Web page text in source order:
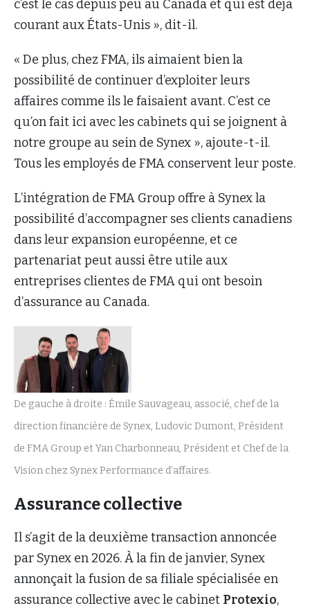
c’est le cas depuis peu au Canada et qui est déjà
courant aux États-Unis », dit-il.
« De plus, chez FMA, ils aimaient bien la
possibilité de continuer d’exploiter leurs
affaires comme ils le faisaient avant. C’est ce
qu’on fait ici avec les cabinets qui se joignent à
notre groupe au sein de Synex », ajoute-t-il.
Tous les employés de FMA conservent leur poste.
L’intégration de FMA Group offre à Synex la
possibilité d’accompagner ses clients canadiens
dans leur expansion européenne, et ce
partenariat peut aussi être utile aux
entreprises clientes de FMA qui ont besoin
d’assurance au Canada.
De gauche à droite : Émile Sauvageau, associé, chef de la
direction financière de Synex, Ludovic Dumont, Président
de FMA Group et Yan Charbonneau, Président et Chef de la
Vision chez Synex Performance d’affaires.
Assurance collective
Il s’agit de la deuxième transaction annoncée
par Synex en 2026. À la fin de janvier, Synex
annonçait la fusion de sa filiale spécialisée en
assurance collective avec le cabinet Protexio,